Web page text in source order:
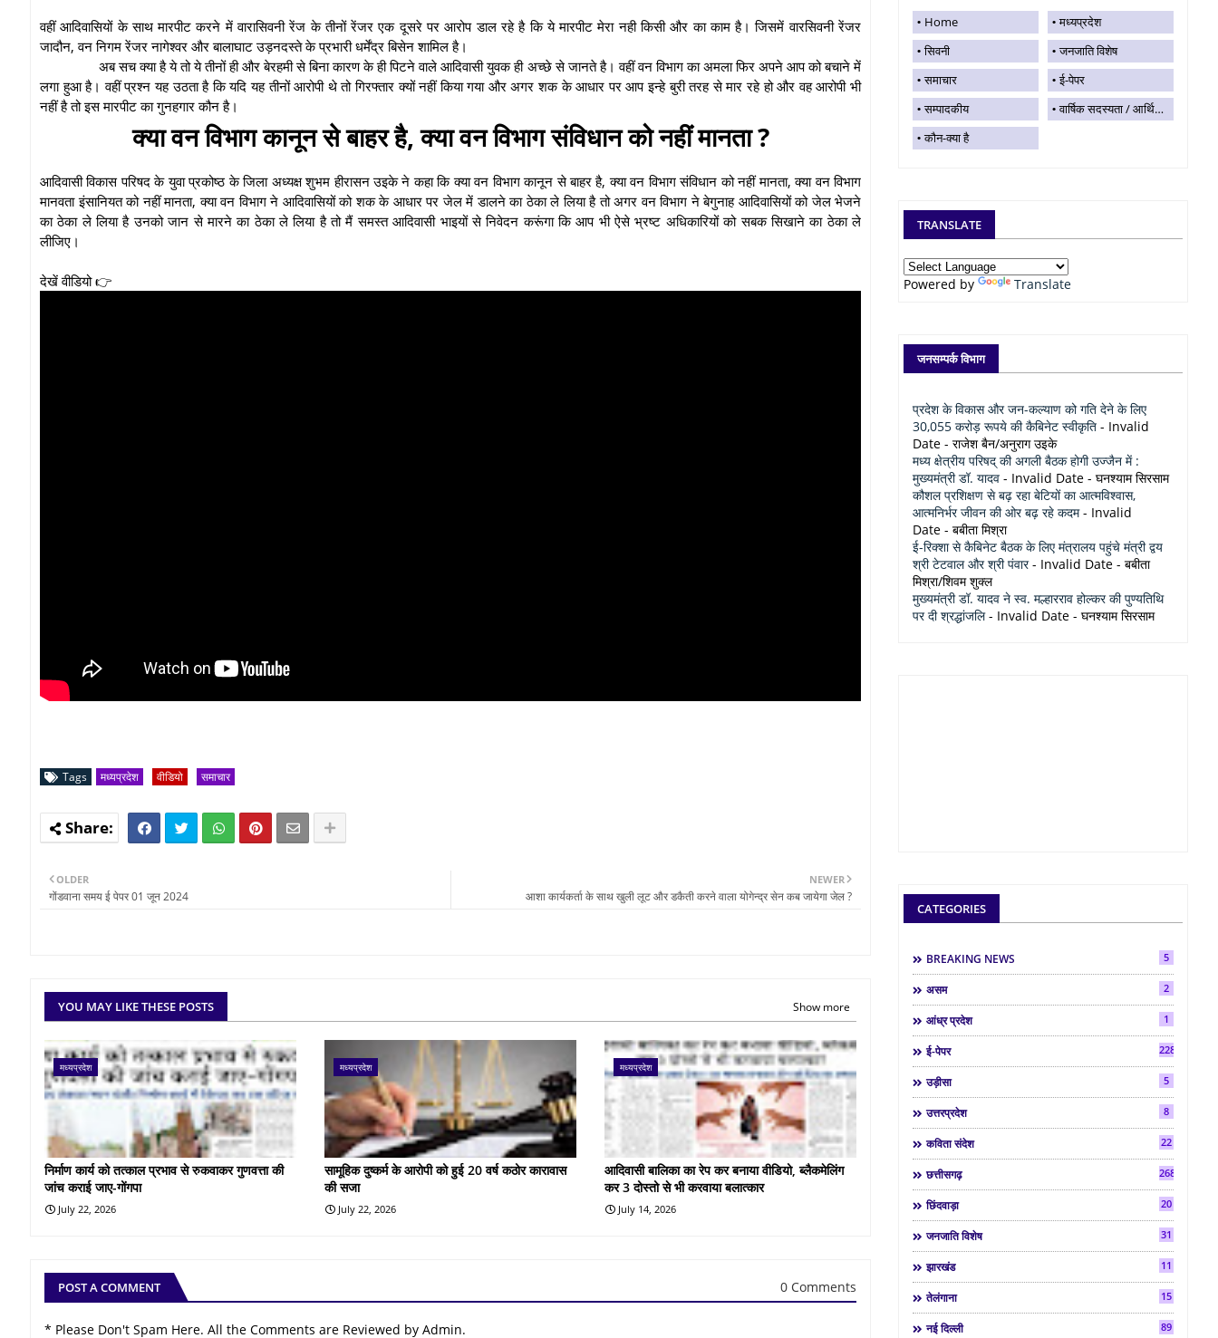
वहीं आदिवासियों के साथ मारपीट करने में वारासिवनी रेंज के तीनों रेंजर एक दूसरे पर आरोप डाल रहे है कि ये मारपीट मेरा नही किसी और का काम है। जिसमें वारसिवनी रेंजर
जादौन, वन निगम रेंजर नागेश्वर और बालाघाट उड़नदस्ते के प्रभारी धर्मेंद्र बिसेन शामिल है।
अब सच क्या है ये तो ये तीनों ही और बेरहमी से बिना कारण के ही पिटने वाले आदिवासी युवक ही अच्छे से जानते है। वहीं वन विभाग का अमला फिर अपने आप को बचाने में
लगा हुआ है। वहीं प्रश्न यह उठता है कि यदि यह तीनों आरोपी थे तो गिरफ्तार क्यों नहीं किया गया और अगर शक के आधार पर आप इन्हे बुरी तरह से मार रहे हो और वह आरोपी भी
नहीं है तो इस मारपीट का गुनहगार कौन है।
क्या वन विभाग कानून से बाहर है, क्या वन विभाग संविधान को नहीं मानता ?
आदिवासी विकास परिषद के युवा प्रकोष्ठ के जिला अध्यक्ष शुभम हीरासन उइके ने कहा कि क्या वन विभाग कानून से बाहर है, क्या वन विभाग संविधान को नहीं मानता, क्या वन विभाग
मानवता इंसानियत को नहीं मानता, क्या वन विभाग ने आदिवासियों को शक के आधार पर जेल में डालने का ठेका ले लिया है तो अगर वन विभाग ने बेगुनाह आदिवासियों को जेल भेजने
का ठेका ले लिया है उनको जान से मारने का ठेका ले लिया है तो मैं समस्त आदिवासी भाइयों से निवेदन करूंगा कि आप भी ऐसे भ्रष्ट अधिकारियों को सबक सिखाने का ठेका ले
लीजिए।
देखें वीडियो 👉
Tags मध्यप्रदेश वीडियो समाचार
NEWER
आशा कार्यकर्ता के साथ खुली लूट और डकैती करने वाला योगेन्द्र सेन कब जायेगा जेल ?
OLDER
गोंडवाना समय ई पेपर 01 जून 2024
YOU MAY LIKE THESE POSTS Show more
मध्यप्रदेश
निर्माण कार्य को तत्काल प्रभाव से रुकवाकर गुणवत्ता की
जांच कराई जाए-गोंगपा
July 22, 2026
मध्यप्रदेश
सामूहिक दुष्कर्म के आरोपी को हुई 20 वर्ष कठोर कारावास
की सजा
July 22, 2026
मध्यप्रदेश
आदिवासी बालिका का रेप कर बनाया वीडियो, ब्लैकमेलिंग
कर 3 दोस्तो से भी करवाया बलात्कार
July 14, 2026
POST A COMMENT 0 Comments
* Please Don't Spam Here. All the Comments are Reviewed by Admin.
Home
मध्यप्रदेश
सिवनी
जनजाति विशेष
समाचार
ई-पेपर
सम्पादकीय
वार्षिक सदस्यता / आर्थिक सहयोग
कौन-क्या है
TRANSLATE
Powered by Translate
जनसम्पर्क विभाग
प्रदेश के विकास और जन-कल्याण को गति देने के लिए
30,055 करोड़ रूपये की कैबिनेट स्वीकृति - Invalid
Date - राजेश बैन/अनुराग उइके
मध्य क्षेत्रीय परिषद् की अगली बैठक होगी उज्जैन में :
मुख्यमंत्री डॉ. यादव - Invalid Date - घनश्याम सिरसाम
कौशल प्रशिक्षण से बढ़ रहा बेटियों का आत्मविश्वास,
आत्मनिर्भर जीवन की ओर बढ़ रहे कदम- Invalid
Date - बबीता मिश्रा
ई-रिक्शा से कैबिनेट बैठक के लिए मंत्रालय पहुंचे मंत्री द्वय
श्री टेटवाल और श्री पंवार- Invalid Date - बबीता
मिश्रा/शिवम शुक्ल
मुख्यमंत्री डॉ. यादव ने स्व. मल्हारराव होल्कर की पुण्यतिथि
पर दी श्रद्धांजलि- Invalid Date - घनश्याम सिरसाम
CATEGORIES
BREAKING NEWS 5
असम 2
आंध्र प्रदेश 1
ई-पेपर 2286
उड़ीसा 5
उत्तरप्रदेश 8
कविता संदेश 22
छत्तीसगढ़ 268
छिंदवाड़ा 20
जनजाति विशेष 31
झारखंड 11
तेलंगाना 15
नई दिल्ली 89